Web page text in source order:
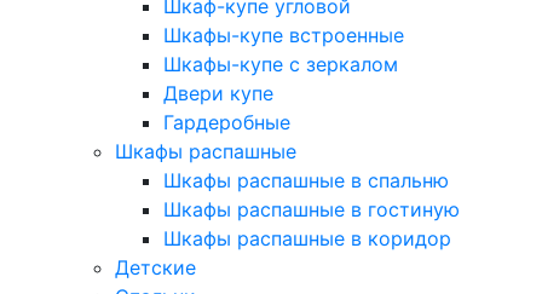
Шкаф-купе угловой
Шкафы-купе встроенные
Шкафы-купе с зеркалом
Двери купе
Гардеробные
Шкафы распашные
Шкафы распашные в спальню
Шкафы распашные в гостиную
Шкафы распашные в коридор
Детские